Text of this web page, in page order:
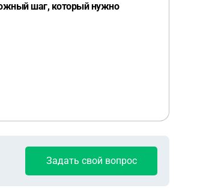
шаг, который нужно
Задать свой вопрос